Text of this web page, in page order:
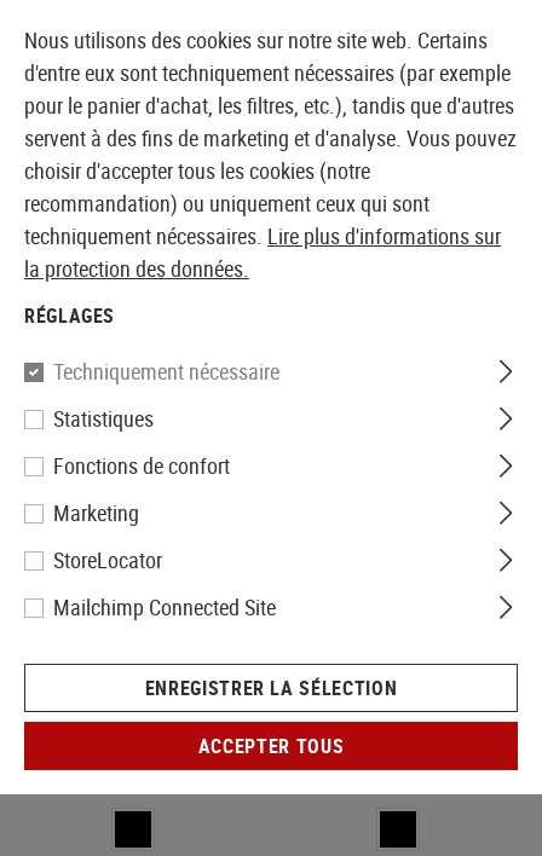
BOUTIQUE ET GROSSISTE EUROPÉEN AIRSOFT
Accueil Accessoires d'Airsoft Pièces et accéssoires
PISTOL GRIPS
EN STOCK EN STOCK
Nous utilisons des cookies sur notre site web. Certains
d'entre eux sont techniquement nécessaires (par exemple
pour le panier d'achat, les filtres, etc.), tandis que d'autres
servent à des fins de marketing et d'analyse. Vous pouvez
choisir d'accepter tous les cookies (notre
recommandation) ou uniquement ceux qui sont
techniquement nécessaires. Lire plus d'informations sur
la protection des données.
RÉGLAGES
Techniquement nécessaire
Statistiques
Fonctions de confort
Marketing
StoreLocator
Mailchimp Connected Site
ENREGISTRER LA SÉLECTION
ACCEPTER TOUS